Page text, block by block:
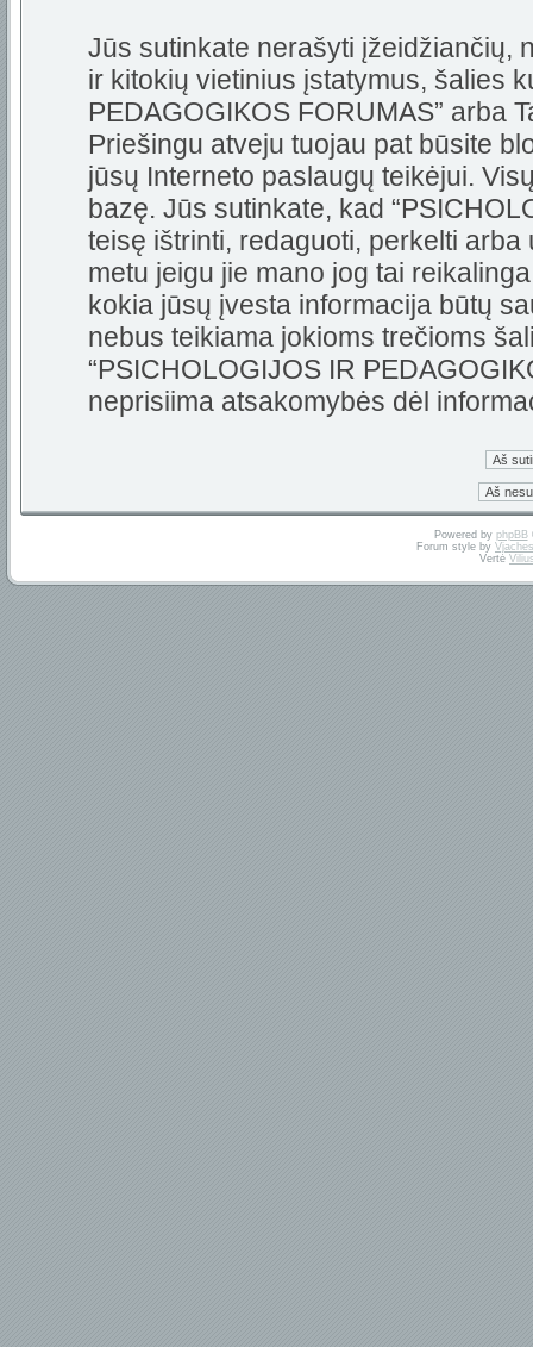
Jūs sutinkate nerašyti įžeidžiančių,
ir kitokių vietinius įstatymus, šalies
PEDAGOGIKOS FORUMAS” arba
Priešingu atveju tuojau pat būsite
jūsų Interneto paslaugų teikėjui.
bazę. Jūs sutinkate, kad
teisę ištrinti, redaguoti, perkelti
metu jeigu jie mano jog tai
kokia jūsų įvesta informacija būtų
nebus teikiama jokioms trečioms
“PSICHOLOGIJOS IR
neprisiima atsakomybės dėl
Powered by phpBB
Forum style by
Vertė